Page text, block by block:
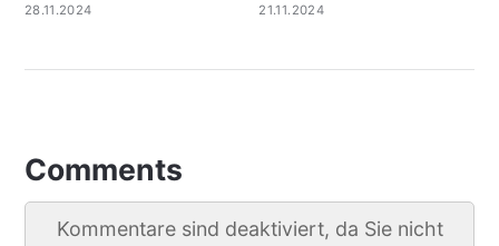
28.11.2024 21.11.2024
Comments
Kommentare sind deaktiviert, da Sie nicht